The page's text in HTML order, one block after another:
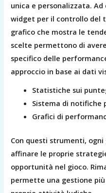
unica e personalizzata.
widget per il controllo del
grafico che mostra le
scelte permettono di
specifico delle
approccio in base ai dati
Statistiche sui
Sistema di notifiche
Grafici di
Con questi strumenti,
affinare le proprie
opportunità nel gioco.
permette una gestione